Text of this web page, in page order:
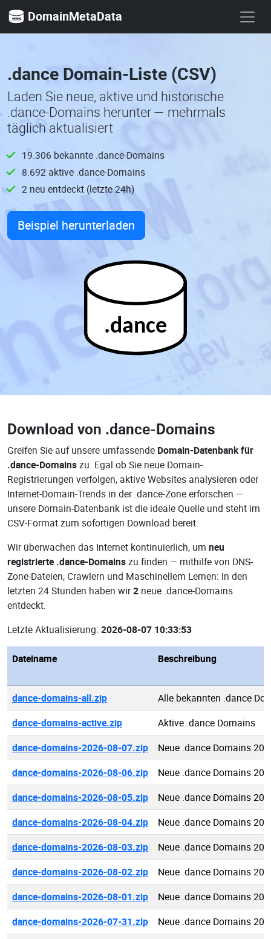
DomainMetaData
.dance Domain-Liste (CSV)
Laden Sie neue, aktive und historische
.dance-Domains herunter — mehrmals
täglich aktualisiert
19.306 bekannte .dance-Domains
8.692 aktive .dance-Domains
2 neu entdeckt (letzte 24h)
Beispiel herunterladen
.dance
Download von .dance-Domains
Greifen Sie auf unsere umfassende Domain-Datenbank für
.dance-Domainszu. Egal ob Sie neue Domain-
Registrierungen verfolgen, aktive Websites analysieren oder
Internet-Domain-Trends in der .dance-Zone erforschen —
unsere Domain-Datenbank ist die ideale Quelle und steht im
CSV-Format zum sofortigen Download bereit.
Wir überwachen das Internet kontinuierlich, um neu
registrierte .dance-Domainszu finden — mithilfe von DNS-
Zone-Dateien, Crawlern und Maschinellem Lernen: In den
letzten 24 Stunden haben wir2 neue .dance-Domains
entdeckt.
Letzte Aktualisierung: 2026-08-07 10:33:53
Dateiname Beschreibung
dance-domains-all.zip
Alle bekannten .dance
dance-domains-active.zip
Aktive .dance Domains
dance-domains-2026-08-07.zip
Neue .dance Domains
dance-domains-2026-08-06.zip
Neue .dance Domains
dance-domains-2026-08-05.zip
Neue .dance Domains
dance-domains-2026-08-04.zip
Neue .dance Domains
dance-domains-2026-08-03.zip
Neue .dance Domains
dance-domains-2026-08-02.zip
Neue .dance Domains
dance-domains-2026-08-01.zip
Neue .dance Domains
dance-domains-2026-07-31.zip
Neue .dance Domains